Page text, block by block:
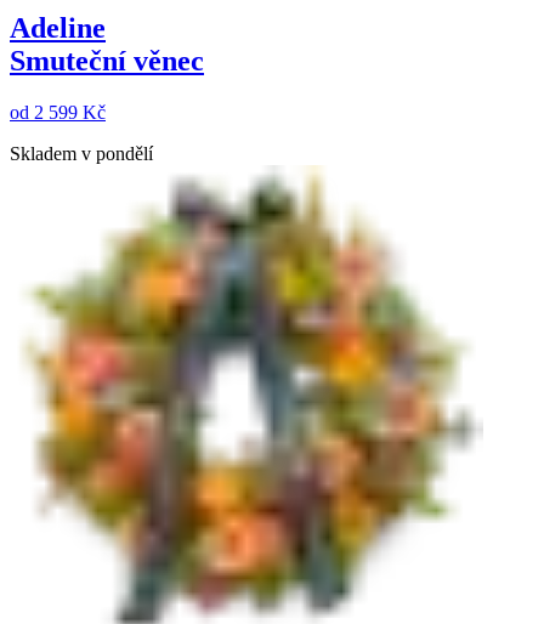
Adeline
Smuteční věnec
od 2 599 Kč
Skladem v pondělí